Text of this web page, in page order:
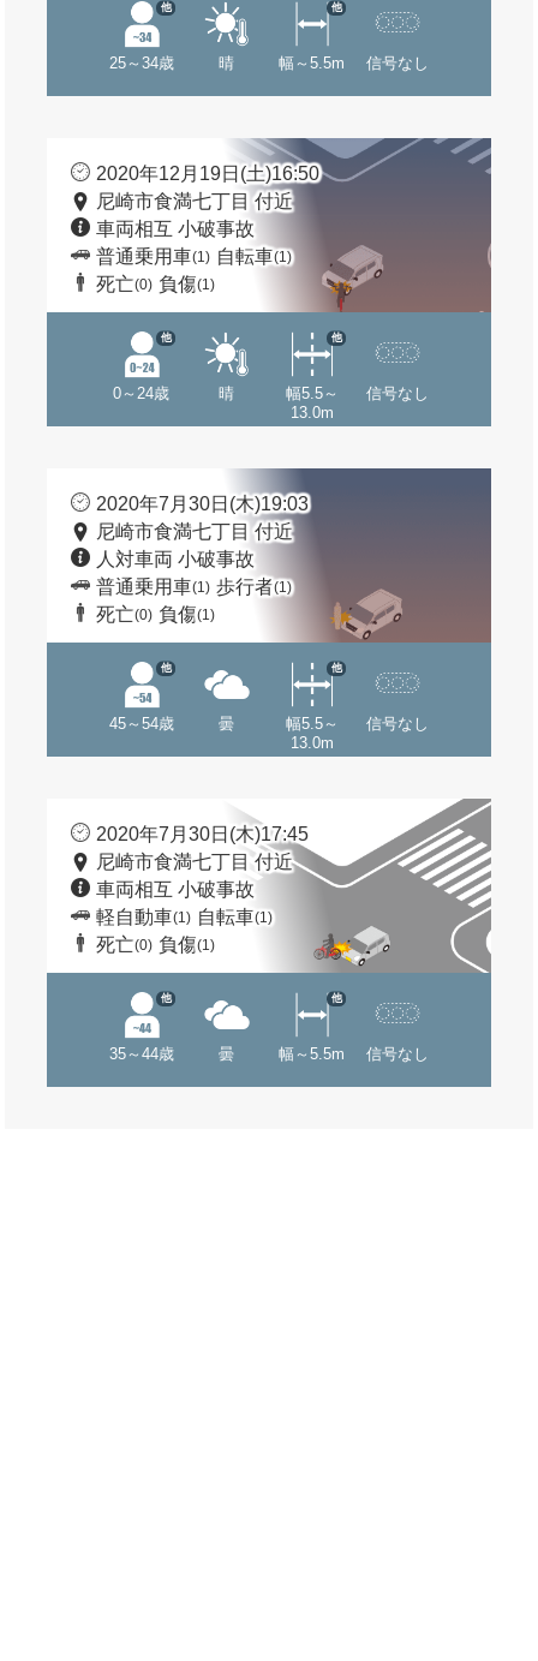
25～34歳
他
晴 幅～5.5m
他
信号なし
2020年12月19日(土)16:50
尼崎市食満七丁目 付近
車両相互 小破事故
普通乗用車(1) 自転車(1)
死亡(0) 負傷(1)
0～24歳
他
晴
幅5.5～
13.0m
他
信号なし
2020年7月30日(木)19:03
尼崎市食満七丁目 付近
人対車両 小破事故
普通乗用車(1) 歩行者(1)
死亡(0) 負傷(1)
45～54歳
他
曇
幅5.5～
13.0m
他
信号なし
2020年7月30日(木)17:45
尼崎市食満七丁目 付近
車両相互 小破事故
軽自動車(1) 自転車(1)
死亡(0) 負傷(1)
35～44歳
他
曇 幅～5.5m
他
信号なし